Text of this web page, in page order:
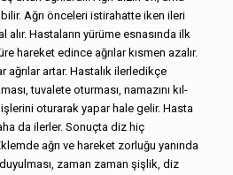
Ağrı önceleri istirahatte iken ileri
alır. Hastaların yürüme esnasında ilk
hareket edince ağrılar kısmen azalır.
ağrılar artar. Hastalık ilerledikçe
tuvalete oturması, namazını kıl­
işlerini oturarak yapar hale gelir. Has­ta
da ilerler. Sonuçta diz hiç
ağrı ve hareket zorluğu yanında
zaman zaman şişlik, diz